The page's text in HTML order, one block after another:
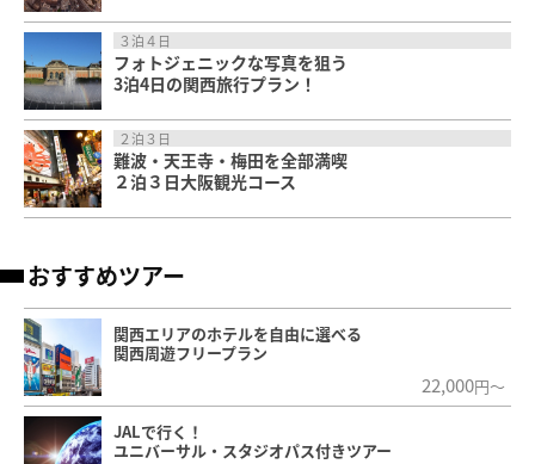
３泊４日
フォトジェニックな写真を狙う
3泊4日の関西旅行プラン！
２泊３日
難波・天王寺・梅田を全部満喫
２泊３日大阪観光コース
おすすめツアー
関西エリアのホテルを自由に選べる
関西周遊フリープラン
22,000円～
JALで行く！
ユニバーサル・スタジオパス付きツアー